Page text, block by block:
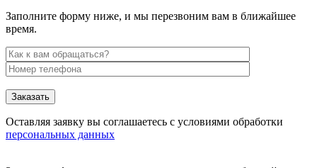
Заполните форму ниже, и мы перезвоним вам в ближайшее
время.
Заказать
Оставляя заявку вы соглашаетесь с условиями обработки
персональных данных